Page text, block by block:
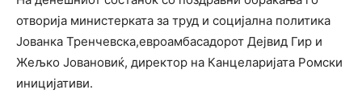
отворија министерката за труд и социјална политика
Јованка Тренчевска,евроамбасадорот Дејвид Гир и
Жељко Јовановиќ, директор на Канцеларијата Ромски
иницијативи.